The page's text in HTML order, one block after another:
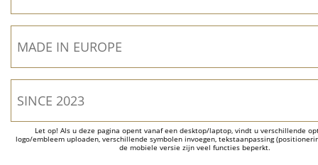
Let op! Als u deze pagina opent vanaf een desktop/laptop, vindt u verschillende
logo/embleem uploaden, verschillende symbolen invoegen, tekstaanpassing
de mobiele versie zijn veel functies beperkt.